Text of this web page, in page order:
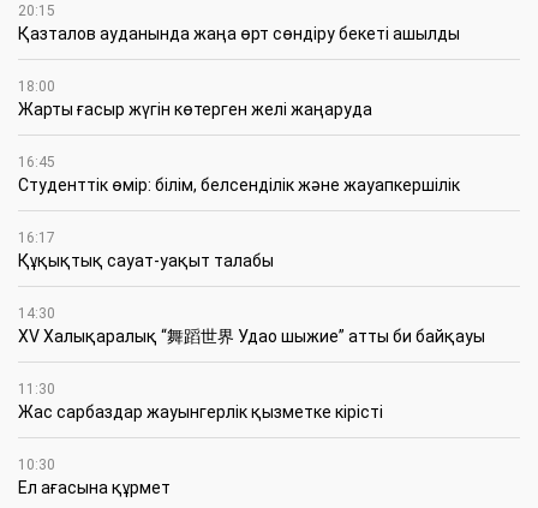
20:15
Қазталов ауданында жаңа өрт сөндіру бекеті ашылды
18:00
Жарты ғасыр жүгін көтерген желі жаңаруда
16:45
Студенттік өмір: білім, белсенділік және жауапкершілік
16:17
Құқықтық сауат-уақыт талабы
14:30
XV Халықаралық “舞蹈世界 Удао шыжие” атты би байқауы
11:30
Жас сарбаздар жауынгерлік қызметке кірісті
10:30
Ел ағасына құрмет